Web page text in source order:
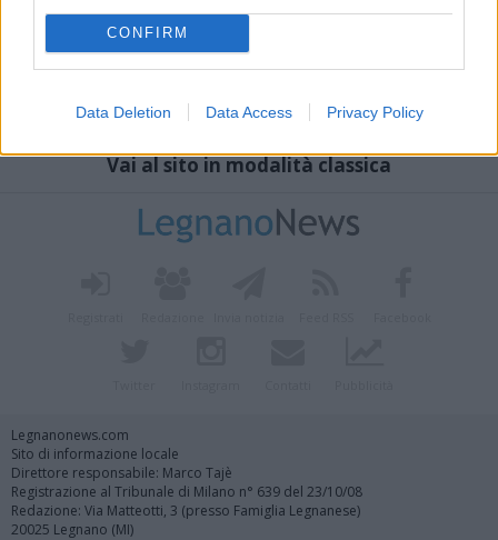
CONFIRM
Data Deletion Data Access Privacy Policy
Vai al sito in modalità classica
Legnanonews.com
Sito di informazione locale
Direttore responsabile: Marco Tajè
Registrazione al Tribunale di Milano n° 639 del 23/10/08
Redazione: Via Matteotti, 3 (presso Famiglia Legnanese)
20025 Legnano (MI)